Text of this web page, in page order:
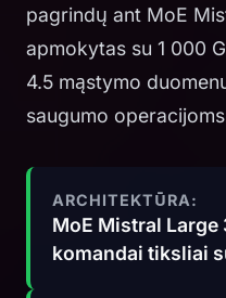
pagrindų ant MoE
apmokytas su 1 000
4.5 mąstymo
saugumo
ARCHITEKTŪRA:
MoE Mistral Large
komandai tiksliai